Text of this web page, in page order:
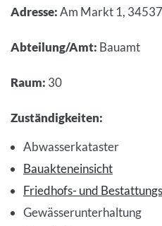
Adresse:Am Markt 1,
Abteilung/Amt: Bauamt
Raum: 30
Zuständigkeiten:
Abwasserkataster
Bauakteneinsicht
Friedhofs- und
Gewässerunterhaltung